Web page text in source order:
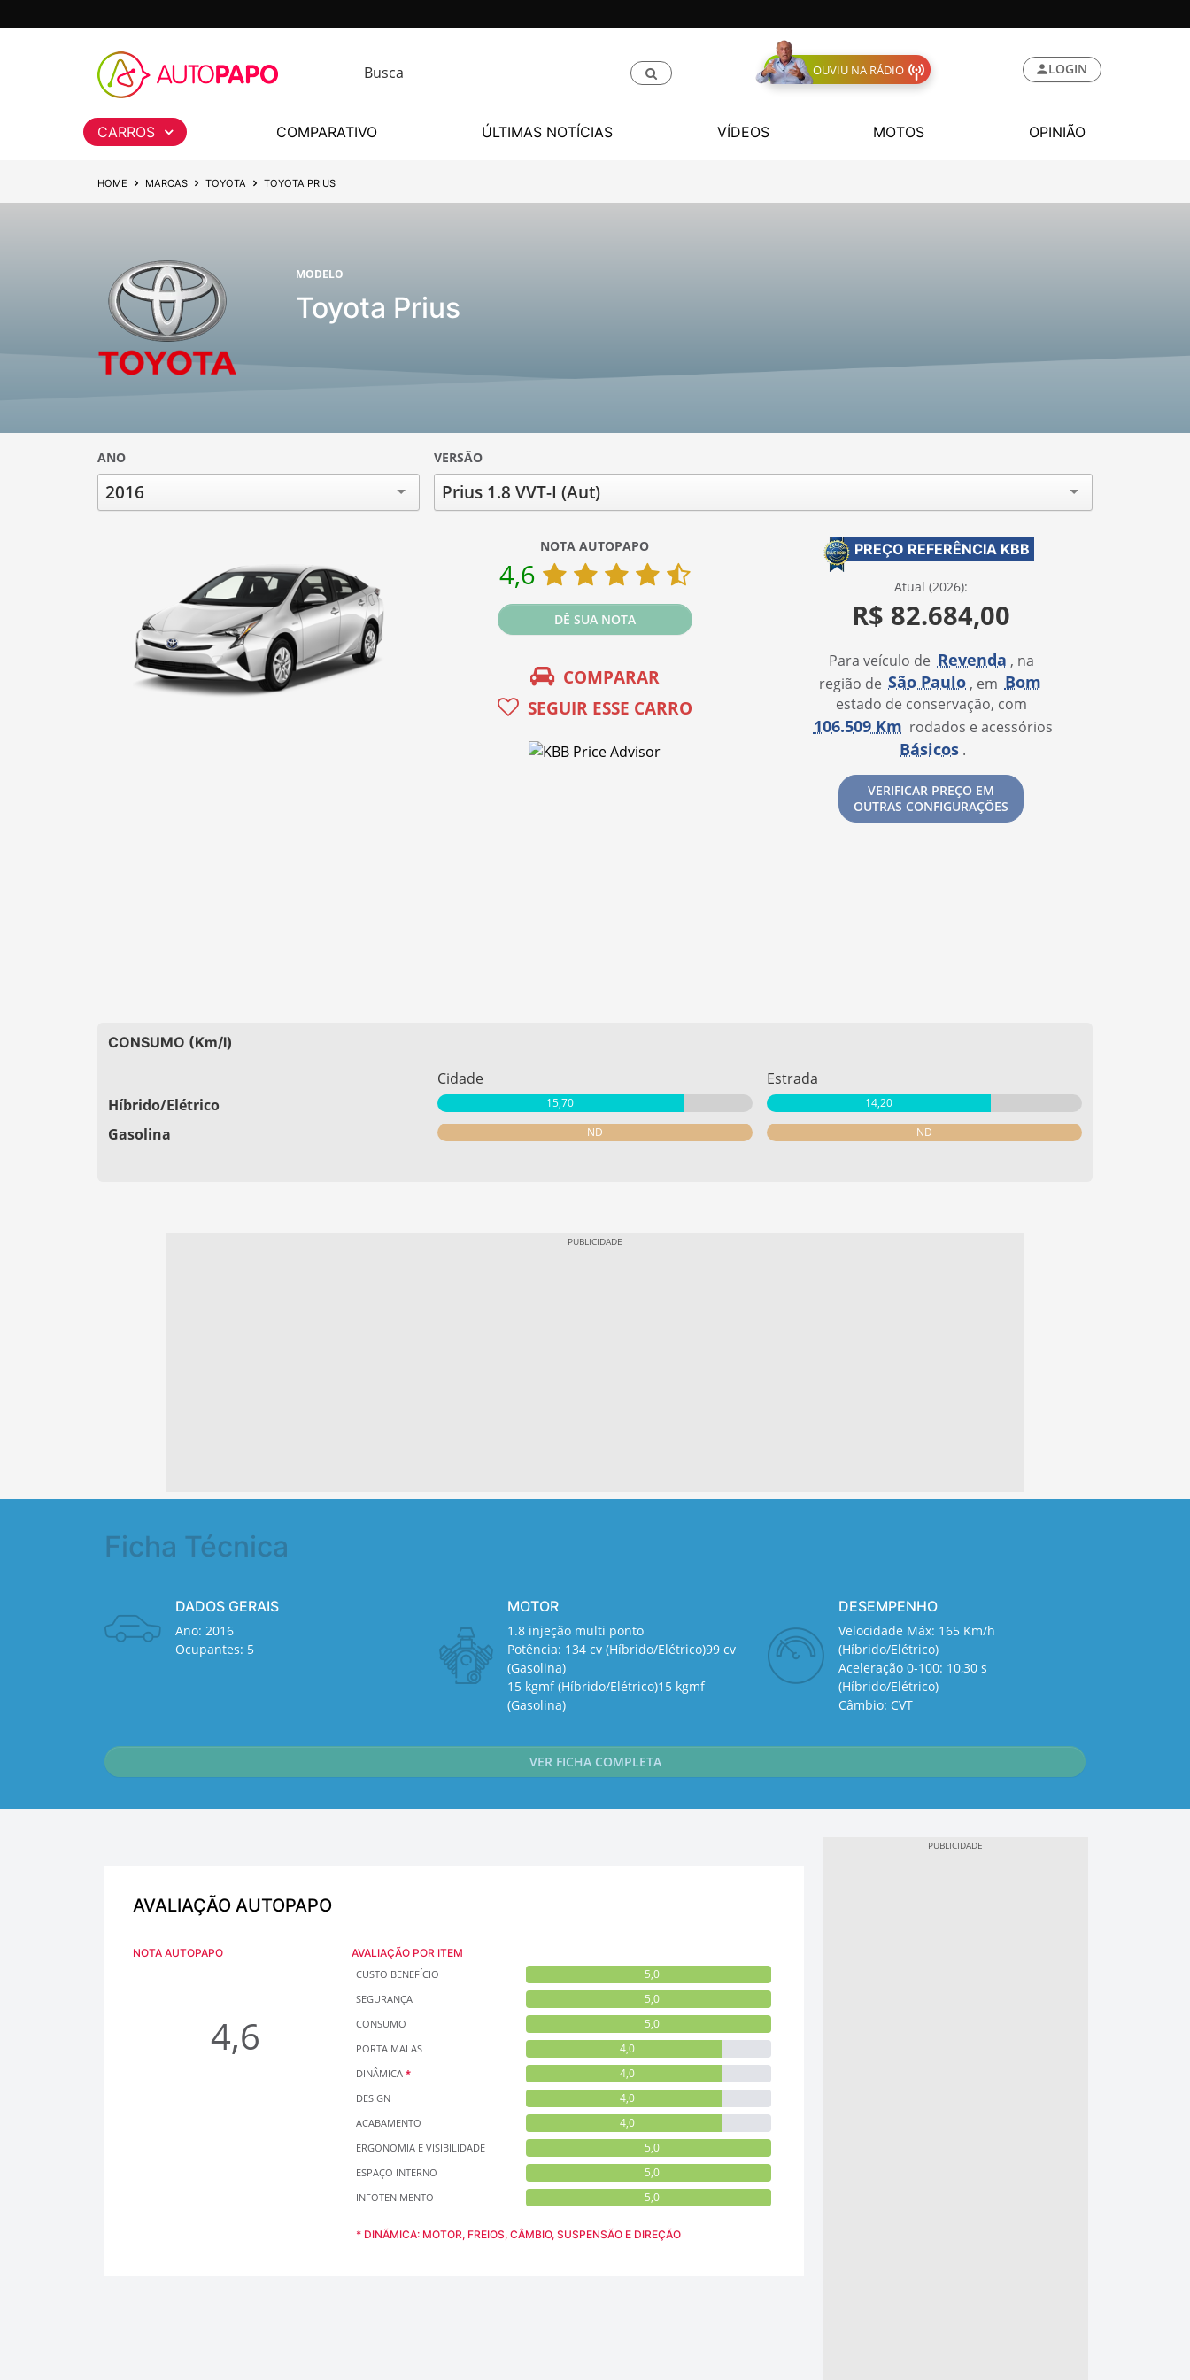
OUVIU NA RÁDIO LOGIN
CARROS COMPARATIVO ÚLTIMAS NOTÍCIAS VÍDEOS MOTOS OPINIÃO
HOME MARCAS TOYOTA TOYOTA PRIUS
MODELO
Toyota Prius
ANO
2016
VERSÃO
Prius 1.8 VVT-I (Aut)
NOTA AUTOPAPO
4,6
DÊ SUA NOTA
COMPARAR
SEGUIR ESSE CARRO
PREÇO REFERÊNCIA KBB
Atual (2026):
R$ 82.684,00
Para veículo de Revenda , na
região de São Paulo , em Bom
estado de conservação, com
106.509 Km rodados e acessórios
Básicos .
VERIFICAR PREÇO EM
OUTRAS CONFIGURAÇÕES
CONSUMO (Km/l)
Cidade
Estrada
Híbrido/Elétrico
15,70 14,20
Gasolina ND ND
Ficha Técnica
DADOS GERAIS
Ano: 2016
Ocupantes: 5
MOTOR
1.8 injeção multi ponto
Potência: 134 cv (Híbrido/Elétrico)99 cv
(Gasolina)
15 kgmf (Híbrido/Elétrico)15 kgmf
(Gasolina)
DESEMPENHO
Velocidade Máx: 165 Km/h
(Híbrido/Elétrico)
Aceleração 0-100: 10,30 s
(Híbrido/Elétrico)
Câmbio: CVT
VER FICHA COMPLETA
AVALIAÇÃO AUTOPAPO
NOTA AUTOPAPO
4,6
AVALIAÇÃO POR ITEM
CUSTO BENEFÍCIO
5,0
SEGURANÇA 5,0
CONSUMO 5,0
PORTA MALAS 4,0
DINÂMICA * 4,0
DESIGN 4,0
ACABAMENTO 4,0
ERGONOMIA E VISIBILIDADE 5,0
ESPAÇO INTERNO 5,0
INFOTENIMENTO 5,0
* DINÃMICA: MOTOR, FREIOS, CÂMBIO, SUSPENSÃO E DIREÇÃO